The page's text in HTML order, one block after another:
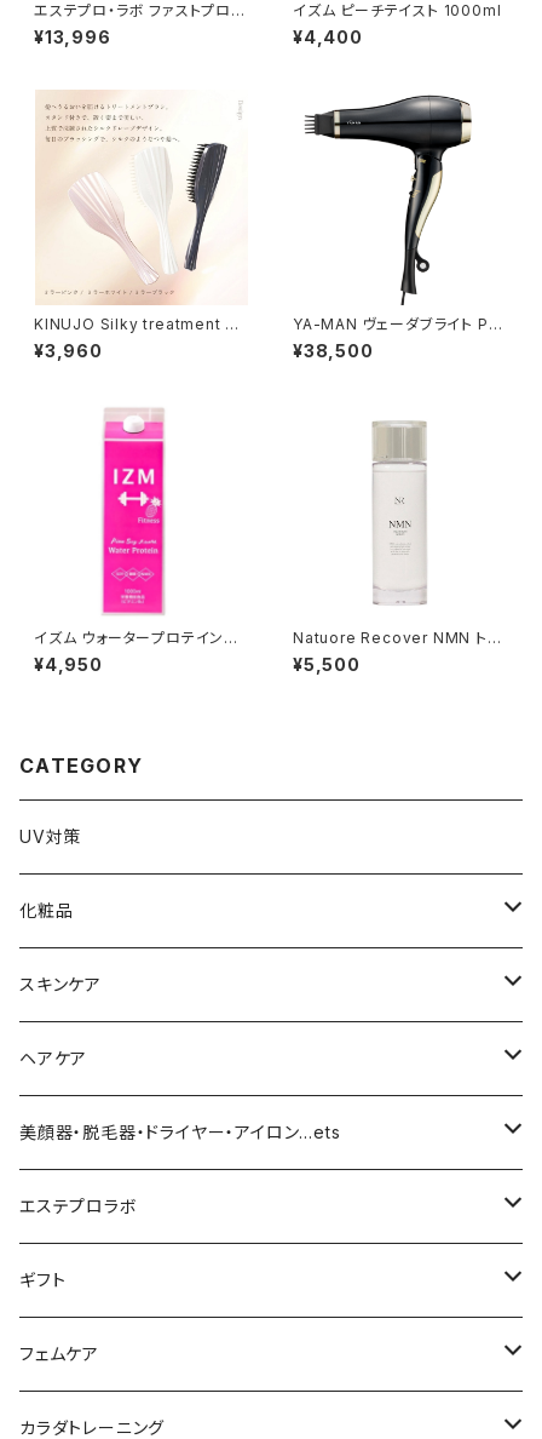
エステプロ・ラボ ファストプロウ
ォーター500ml×48本
¥13,996
イズム ピーチテイスト 1000ml
¥4,400
KINUJO Silky treatment br
ush （シルキー トリートメントブ
ラシ）
¥3,960
YA-MAN ヴェーダブライト PL
US BS for Salon ヘアドライヤ
ー（1250W）
¥38,500
イズム ウォータープロテインパ
インテイスト 1000ml
¥4,950
Natuore Recover NMN トリ
ートメントローション 120ml
¥5,500
CATEGORY
UV対策
化粧品
化粧下地
ファンデーション／パウダー
クッションファンデーション
リキッドファンデ
マスカラ／眉毛／アイシャドー
リップ／チーク
アイライナー
日焼け止め
スキンケア
導入化粧水／化粧水
美容液／アイクリーム
クリーム・乳液
クレンジング／洗顔
パック
ボディ＆ハンドクリーム
ヘアケア
ヘアシャンプー／トリートメント
つるりんちょ
ヘアケア
スタイリング剤
育毛
コーム
美顔器・脱毛器・ドライヤー・アイロン…ets
MY TREX（マイトレックス）
KINUJO （絹女）
ヤーマン
ダイソン
エステプロラボ
ファスティング
サプリ・ハーブティー
ギフト
【ギフトチケット】お店で使える
母の日ギフト
【ギフトチケット】オンラインサイトで使える
フェムケア
洗う（フェミニンウォッシュ）
カラダトレーニング